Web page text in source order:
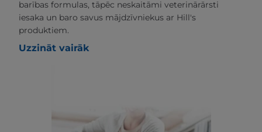
barības formulas, tāpēc neskaitāmi veterinārārsti
iesaka un baro savus mājdzīvniekus ar Hill's
produktiem.
Uzzināt vairāk